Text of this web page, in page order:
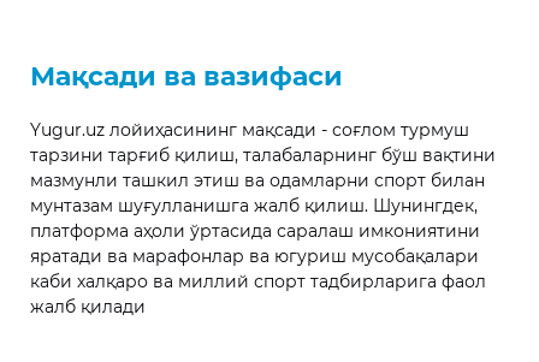
Мақсади ва вазифаси
Yugur.uz лойиҳасининг мақсади - соғлом турмуш
тарзини тарғиб қилиш, талабаларнинг бўш вақтини
мазмунли ташкил этиш ва одамларни спорт билан
мунтазам шуғулланишга жалб қилиш. Шунингдек,
платформа аҳоли ўртасида саралаш имкониятини
яратади ва марафонлар ва югуриш мусобақалари
каби халқаро ва миллий спорт тадбирларига фаол
жалб қилади